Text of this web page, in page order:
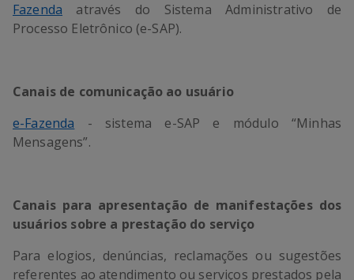
Fazenda através do Sistema Administrativo de
Processo Eletrônico (e-SAP).
Canais de comunicação ao usuário
e-Fazenda - sistema e-SAP e módulo “Minhas
Mensagens”.
Canais para apresentação de manifestações dos
usuários sobre a prestação do serviço
Para elogios, denúncias, reclamações ou sugestões
referentes ao atendimento ou serviços prestados pela